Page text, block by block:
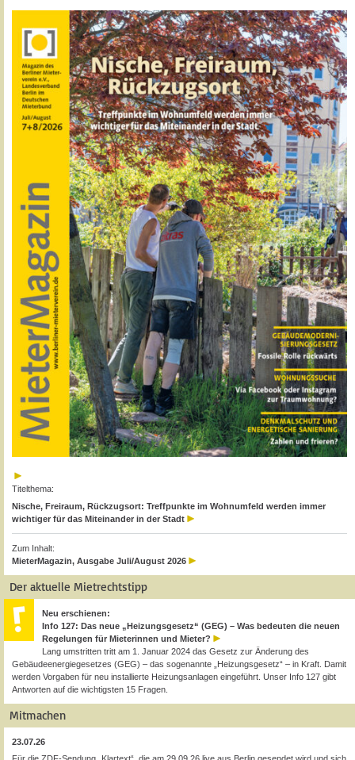
Titelthema:
Nische, Freiraum, Rückzugsort: Treffpunkte im Wohnumfeld werden immer
wichtiger für das Miteinander in der Stadt
Zum Inhalt:
MieterMagazin, Ausgabe Juli/August 2026
Der aktuelle Mietrechtstipp
Neu erschienen:
Info 127: Das neue „Heizungsgesetz“ (GEG) – Was bedeuten die neuen
Regelungen für Mieterinnen und Mieter?
Lang umstritten tritt am 1. Januar 2024 das Gesetz zur Änderung des
Gebäudeenergiegesetzes (GEG) – das sogenannte „Heizungsgesetz“ – in Kraft. Damit
werden Vorgaben für neu installierte Heizungsanlagen eingeführt. Unser Info 127 gibt
Antworten auf die wichtigsten 15 Fragen.
Mitmachen
23.07.26